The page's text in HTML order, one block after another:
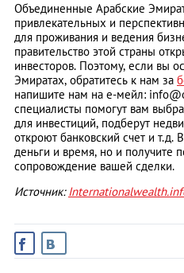
Объединенные Арабские
привлекательных и
для проживания и ведения
правительство этой страны
инвесторов. Поэтому, если вы
Эмиратах, обратитесь к нам за
напишите нам на е-мейл:
специалисты помогут вам
для инвестиций, подберут
откроют банковский счет и
деньги и время, но и получите
сопровождение вашей сделки.
Источник: